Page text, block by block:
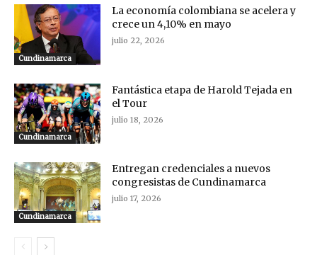
Cundinamarca
La economía colombiana se acelera y
crece un 4,10% en mayo
julio 22, 2026
Cundinamarca
Fantástica etapa de Harold Tejada en
el Tour
julio 18, 2026
Cundinamarca
Entregan credenciales a nuevos
congresistas de Cundinamarca
julio 17, 2026